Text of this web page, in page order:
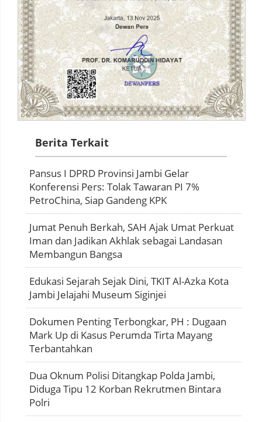
Berita Terkait
Pansus I DPRD Provinsi Jambi Gelar
Konferensi Pers: Tolak Tawaran PI 7%
PetroChina, Siap Gandeng KPK
Jumat Penuh Berkah, SAH Ajak Umat Perkuat
Iman dan Jadikan Akhlak sebagai Landasan
Membangun Bangsa
Edukasi Sejarah Sejak Dini, TKIT Al-Azka Kota
Jambi Jelajahi Museum Siginjei
Dokumen Penting Terbongkar, PH : Dugaan
Mark Up di Kasus Perumda Tirta Mayang
Terbantahkan
Dua Oknum Polisi Ditangkap Polda Jambi,
Diduga Tipu 12 Korban Rekrutmen Bintara
Polri